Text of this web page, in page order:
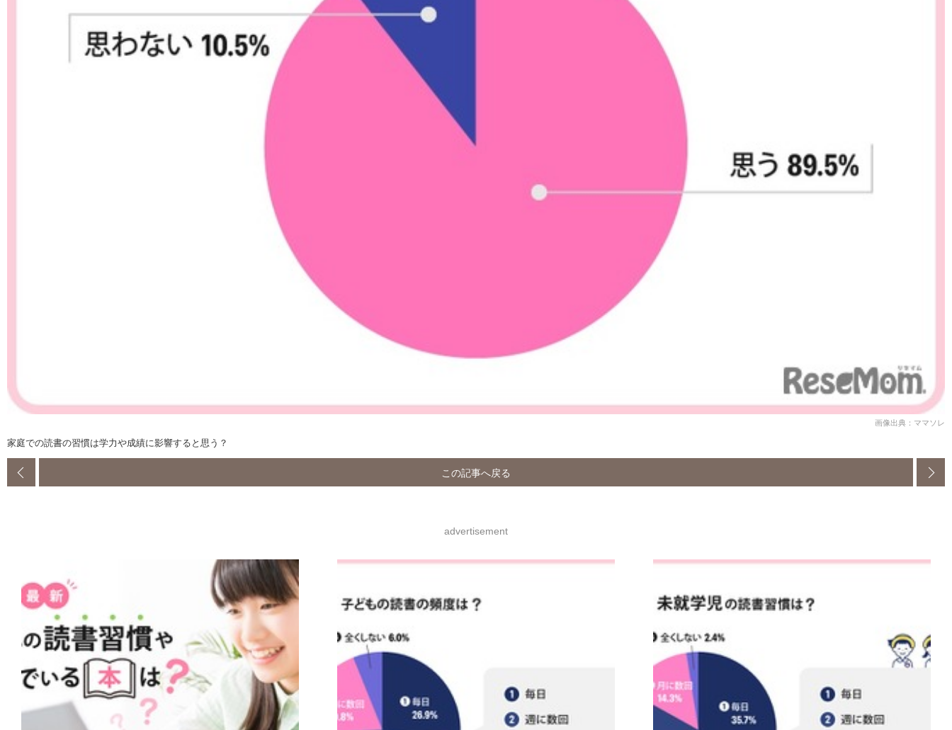
画像出典：ママソレ
家庭での読書の習慣は学力や成績に影響すると思う？
この記事へ戻る
advertisement